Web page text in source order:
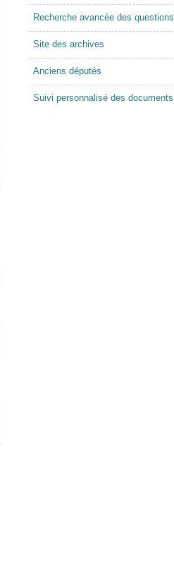
Recherche avancée des questions
Site des archives
Anciens députés
Suivi personnalisé des documents